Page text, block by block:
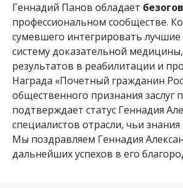
Геннадий Панов обладает
профессиональном сообществе.
сумевшего интегрировать
систему доказательной
результатов в реабилитации и
Награда «Почетный гражданин
общественного признания
подтверждает статус Геннадия
специалистов отрасли, чьи
Мы поздравляем Геннадия
дальнейших успехов в его